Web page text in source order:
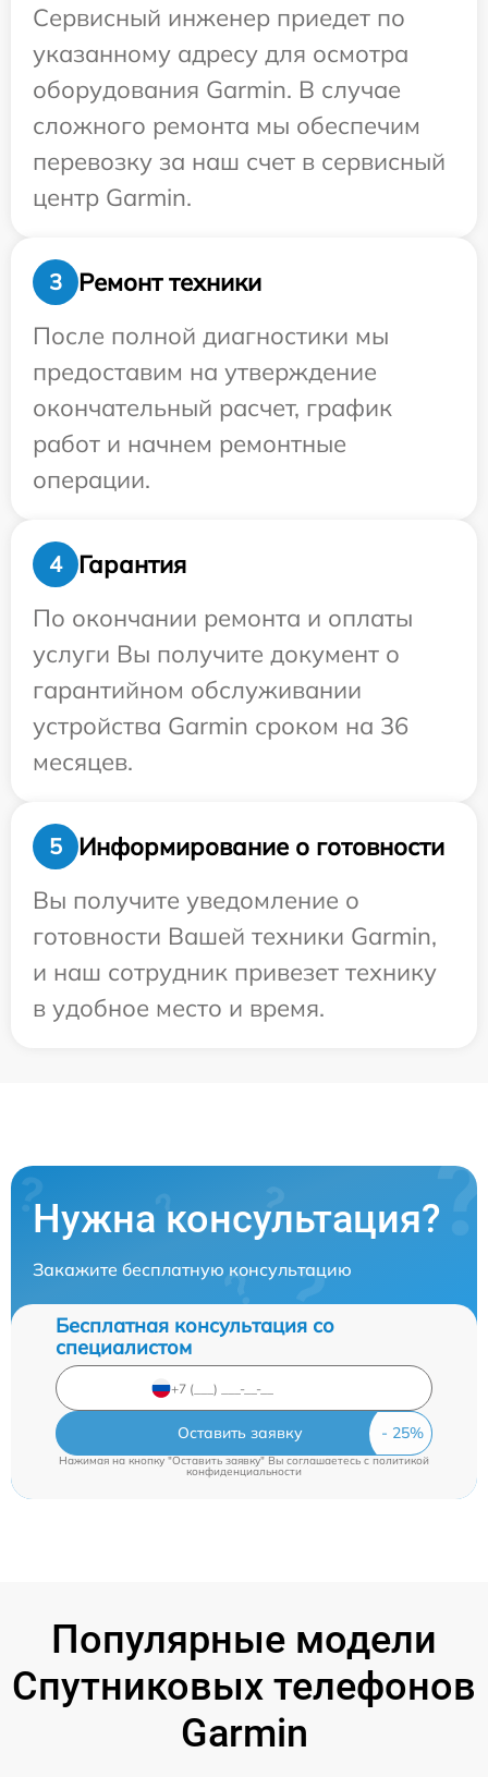
Сервисный инженер приедет по
указанному адресу для осмотра
оборудования Garmin. В случае
сложного ремонта мы обеспечим
перевозку за наш счет в сервисный
центр Garmin.
3
Ремонт техники
После полной диагностики мы
предоставим на утверждение
окончательный расчет, график
работ и начнем ремонтные
операции.
4
Гарантия
По окончании ремонта и оплаты
услуги Вы получите документ о
гарантийном обслуживании
устройства Garmin сроком на 36
месяцев.
5
Информирование о готовности
Вы получите уведомление о
готовности Вашей техники Garmin,
и наш сотрудник привезет технику
в удобное место и время.
Нужна консультация?
Закажите бесплатную консультацию
Бесплатная консультация со
специалистом
Оставить заявку
Нажимая на кнопку "Оставить заявку" Вы соглашаетесь cполитикой
конфиденциальности
Популярные модели
Спутниковых телефонов
Garmin